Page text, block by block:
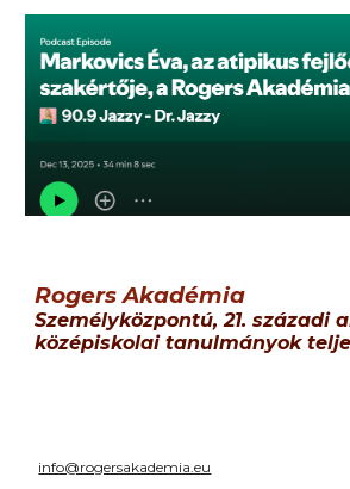
Rogers Akadémia
Személyközpontú, 21. századi
középiskolai tanulmányok
info@rogersakademia.eu